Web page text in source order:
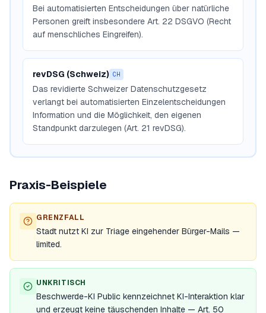
Bei automatisierten Entscheidungen über natürliche
Personen greift insbesondere Art. 22 DSGVO (Recht
auf menschliches Eingreifen).
revDSG (Schweiz) CH
Das revidierte Schweizer Datenschutzgesetz
verlangt bei automatisierten Einzelentscheidungen
Information und die Möglichkeit, den eigenen
Standpunkt darzulegen (Art. 21 revDSG).
Praxis-Beispiele
GRENZFALL
Stadt nutzt KI zur Triage eingehender Bürger-Mails —
limited.
UNKRITISCH
Beschwerde-KI Public kennzeichnet KI-Interaktion klar
und erzeugt keine täuschenden Inhalte — Art. 50